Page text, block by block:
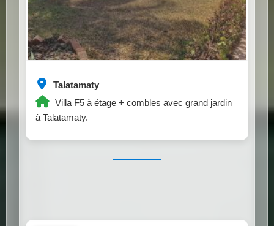
Talatamaty
Villa F5 à étage + combles avec grand jardin
à Talatamaty.